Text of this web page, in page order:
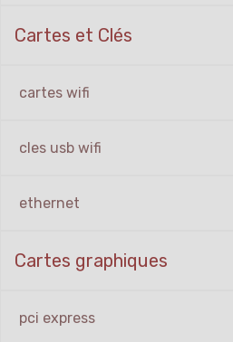
Cartes et Clés
cartes wifi
cles usb wifi
ethernet
Cartes graphiques
pci express